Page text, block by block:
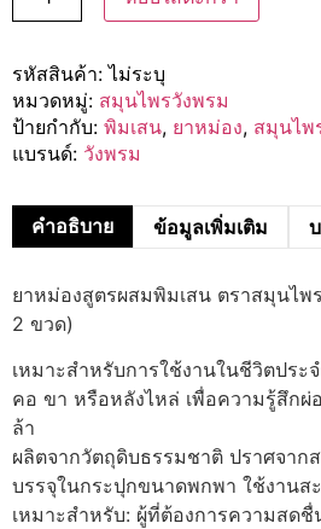
รหัสสินค้า:ไม่ระบุ
หมวดหมู่: สมุนไพรวังพรม
ป้ายกำกับ: พิมเสน, ยาหม่อง, สมุนไพ
แบรนด์: วังพรม
คำอธิบาย ข้อมูลเพิ่มเติม
ยาหม่องสูตรผสมพิมเสน ตราสมุนไ
2 ขวด)
เหมาะสำหรับการใช้งานในชีวิตประ
คอ ขา หรือหลังไหล่ เพื่อความรู้สึกผ่
ล้า
ผลิตจากวัตถุดิบธรรมชาติ ปราศจาก
บรรจุในกระปุกขนาดพกพา ใช้งานส
เหมาะสำหรับ: ผู้ที่ต้องการความสด